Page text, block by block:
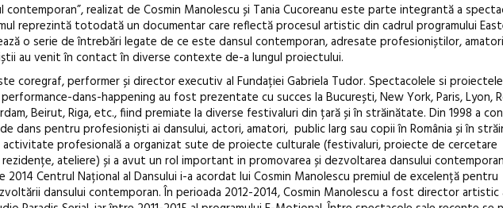
contemporan”, realizat de Cosmin Manolescu și Tania Cucoreanu este parte integrantă a
reprezintă totodată un documentar care reflectă procesul artistic din cadrul programului
o serie de întrebări legate de ce este dansul contemporan, adresate profesioniștilor,
au venit în contact în diverse contexte de-a lungul proiectului.
coregraf, performer și director executiv al Fundației Gabriela Tudor. Spectacolele si
dans-happening au fost prezentate cu succes la București, New York, Paris, Lyon,
Beirut, Riga, etc., fiind premiate la diverse festivaluri din țară și în străinătate. Din 1998 a
dans pentru profesioniști ai dansului, actori, amatori, public larg sau copii în România și în
activitate profesională a organizat sute de proiecte culturale (festivaluri, proiecte de cercetare
ateliere) și a avut un rol important in promovarea și dezvoltarea dansului
2014 Centrul Național al Dansului i-a acordat lui Cosmin Manolescu premiul de excelență pentru
dansului contemporan. În perioada 2012-2014, Cosmin Manolescu a fost director artistic